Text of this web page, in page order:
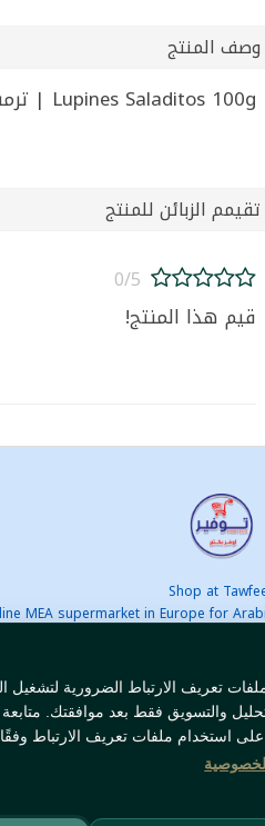
تعريف الارتباط الضرورية لتشغيل
والتسويق فقط بعد موافقتك.
استخدام ملفات تعريف الارتباط
وصف المنتج
Lupines Saladitos 100g | ترمس مسلوق سالاديتوس 100غ
تقيمم الزبائن للمنتج
0/5
قيم هذا المنتج!
Shop at
MEA supermarket in Europe for